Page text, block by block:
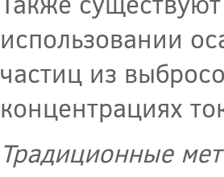
использовании
частиц из
концентрациях
Традиционные